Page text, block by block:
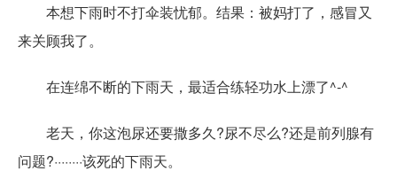
本想下雨时不打伞装忧郁。结果：被妈打了，感冒又
来关顾我了。
在连绵不断的下雨天，最适合练轻功水上漂了^-^
老天，你这泡尿还要撒多久?尿不尽么?还是前列腺有
问题?········该死的下雨天。